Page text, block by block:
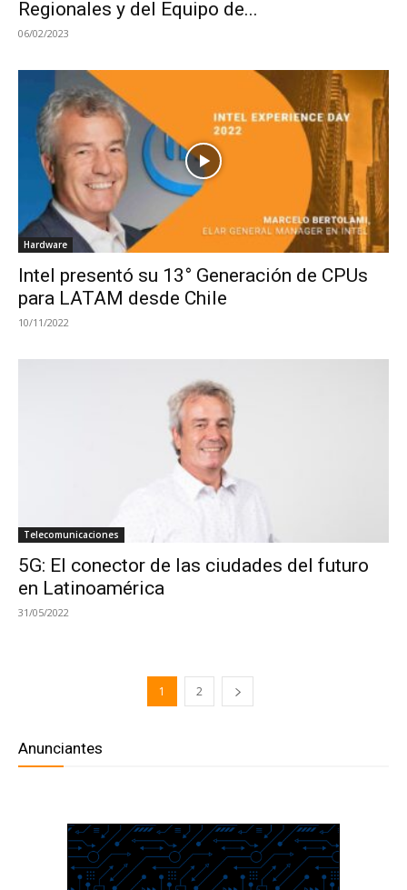
Regionales y del Equipo de...
06/02/2023
Hardware
Intel presentó su 13° Generación de CPUs
para LATAM desde Chile
10/11/2022
Telecomunicaciones
5G: El conector de las ciudades del futuro
en Latinoamérica
31/05/2022
1 2
Anunciantes